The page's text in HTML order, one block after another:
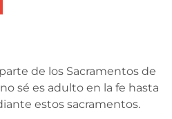
de los Sacramentos de
sé es adulto en la fe hasta
estos sacramentos.